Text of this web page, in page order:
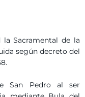
la Sacramental de la
según decreto del
San Pedro al ser